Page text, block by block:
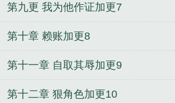
第九更 我为他作证加更7
第十章 赖账加更8
第十一章 自取其辱加更9
第十二章 狠角色加更10